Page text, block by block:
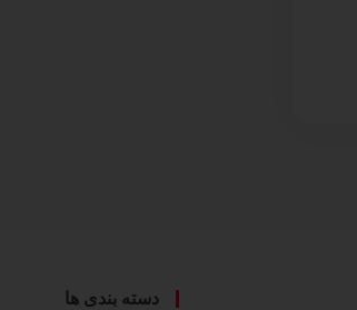
دسته بندی ها